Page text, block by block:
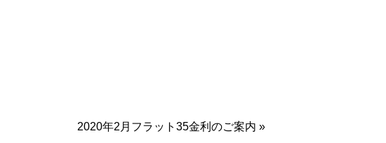
2020年2月フラット35金利のご案内 »